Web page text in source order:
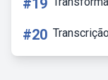
#19
#20